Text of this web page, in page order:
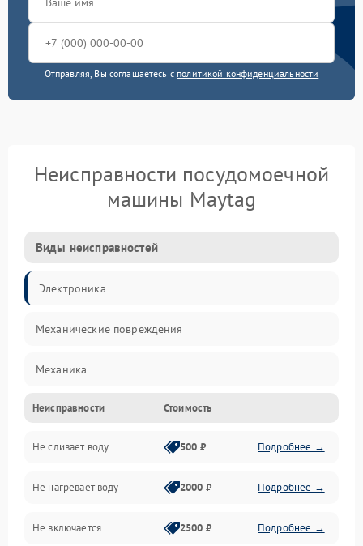
Отправляя, Вы соглашаетесь с политикой конфиденциальности
Неисправности посудомоечной
машины Maytag
Виды неисправностей
Электроника
Механические повреждения
Механика
Управление
Электропитание
Датчики
Нагрев
Неисправности Стоимость
Не сливает воду 500 ₽ Подробнее →
Не нагревает воду 2000 ₽ Подробнее →
Не включается 2500 ₽ Подробнее →